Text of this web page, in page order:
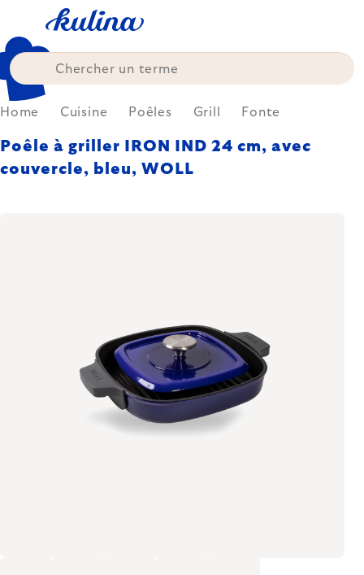
content
Home Cuisine Poêles Grill Fonte
Poêle à griller IRON IND 24 cm, avec
couvercle, bleu, WOLL